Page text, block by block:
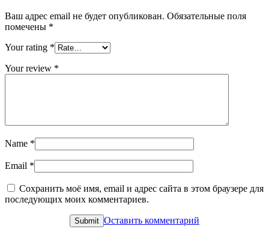
Ваш адрес email не будет опубликован. Обязательные поля
помечены *
Your rating *
Your review *
Name *
Email *
Сохранить моё имя, email и адрес сайта в этом браузере для
последующих моих комментариев.
Оставить комментарий